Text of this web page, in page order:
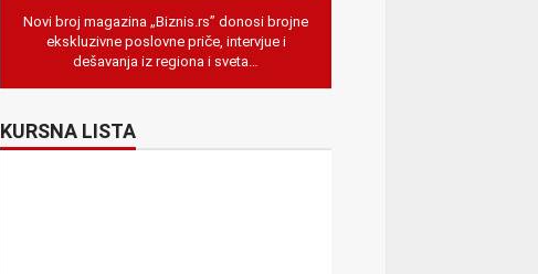
Novi broj magazina „Biznis.rs” donosi brojne
ekskluzivne poslovne priče, intervjue i
dešavanja iz regiona i sveta…
KURSNA LISTA